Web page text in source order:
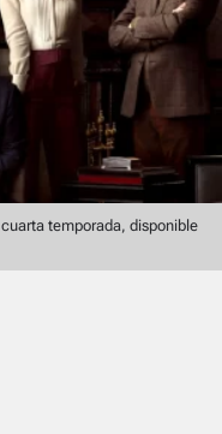
temporada, disponible